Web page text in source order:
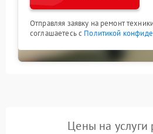
Отправляя заявку на ремонт
соглашаетесь с Политикой
Цены на услуги